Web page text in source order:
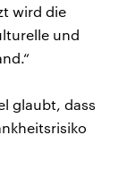
wird die
und
glaubt, dass